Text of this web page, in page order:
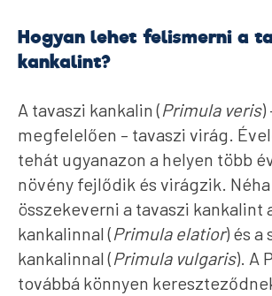
Hogyan lehet felismerni a
kankalint?
A tavaszi kankalin (Primula veris)
megfelelően – tavaszi virág.
tehát ugyanazon a helyen több
növény fejlődik és virágzik.
összekeverni a tavaszi kankalint
kankalinnal (Primula elatior) és a
kankalinnal (Primula vulgaris). A
továbbá könnyen